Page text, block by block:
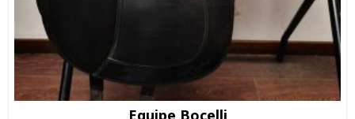
Equipe Bocelli